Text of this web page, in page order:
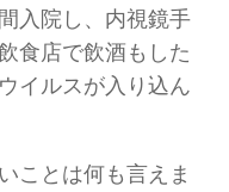
入院し、内視鏡手
食店で飲酒もした
イルスが入り込ん
ことは何も言えま